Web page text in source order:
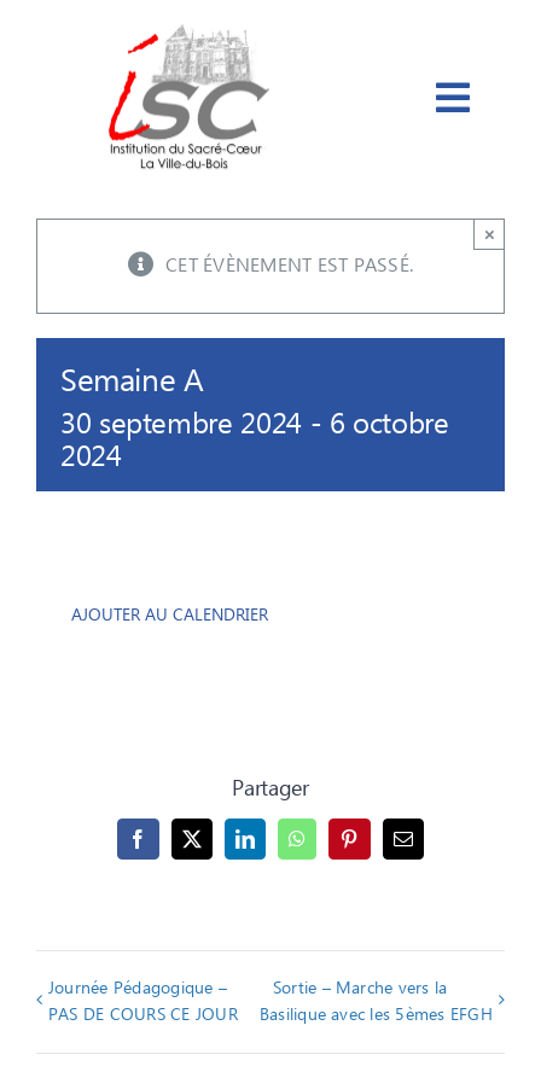
CET ÉVÈNEMENT EST PASSÉ.
×
Semaine A
30 septembre 2024- 6 octobre
2024
AJOUTER AU CALENDRIER
Partager
Facebook
X LinkedInWhatsAppPinterestEmail
Journée Pédagogique –
PAS DE COURS CE JOUR
Sortie – Marche vers la
Basilique avec les 5èmes EFGH